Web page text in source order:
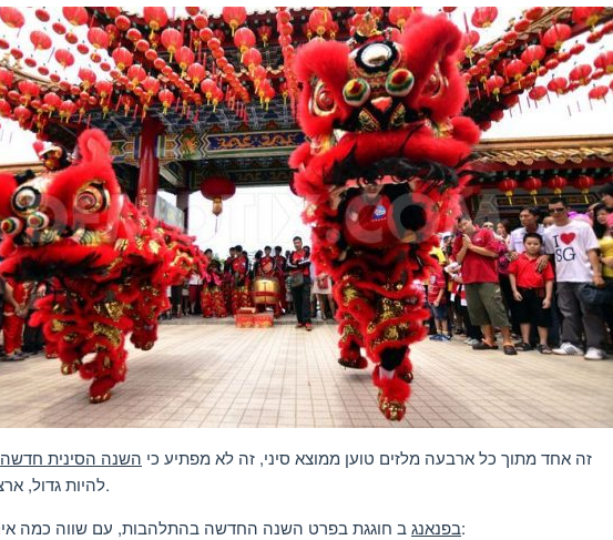
זה אחד מתוך כל ארבעה מלזים טוען ממוצא סיני, זה לא מפתיע כי השנה הסינית חדשה
להיות גדול, ארצי, צד רב-יום.
בפנאנגב חוגגת בפרט השנה החדשה בהתלהבות, עם שווה כמה אירועים לבדוק: